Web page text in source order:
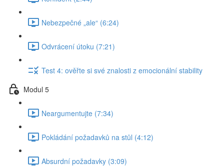
Nebezpečné „ale“ (6:24)
Odvrácení útoku (7:21)
Test 4: ověřte si své znalosti z emocionální stability
Modul 5
Neargumentujte (7:34)
Pokládání požadavků na stůl (4:12)
Absurdní požadavky (3:09)